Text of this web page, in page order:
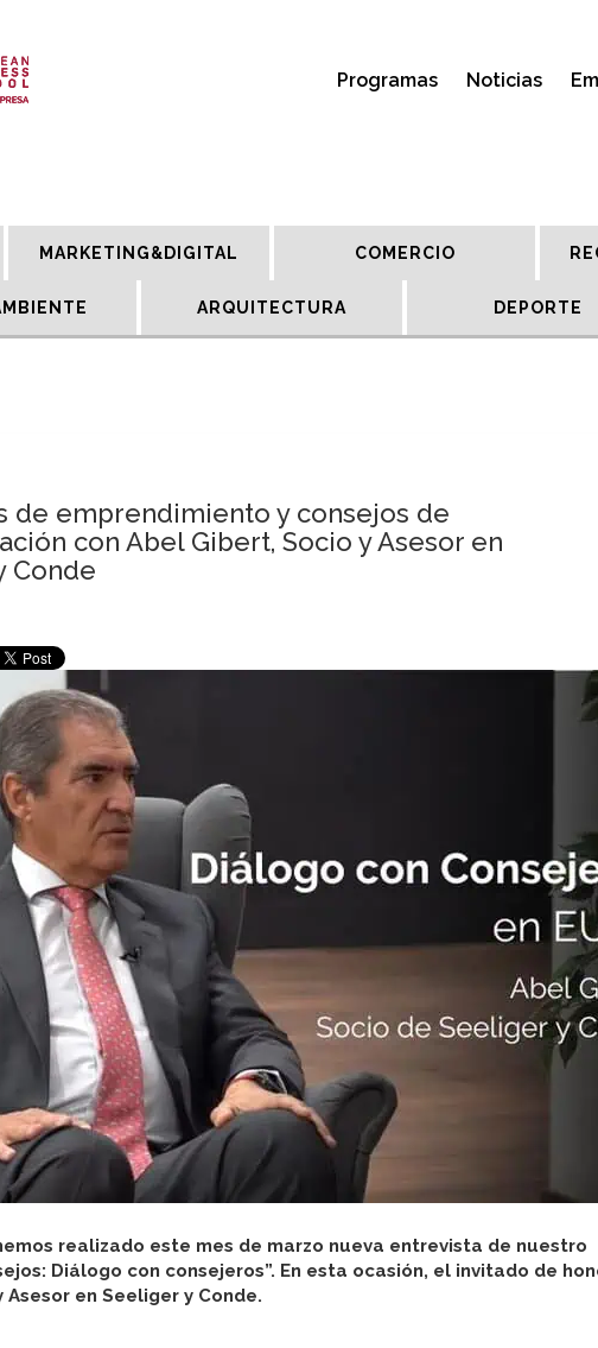
Programas Noticias
MARKETING&DIGITAL COMERCIO
ARQUITECTURA DEPORTE
de emprendimiento y consejos de
con Abel Gibert, Socio y Asesor en
Conde
realizado este mes de marzo nueva entrevista de nuestro
Diálogo con consejeros”. En esta ocasión, el invitado de
en Seeliger y Conde.